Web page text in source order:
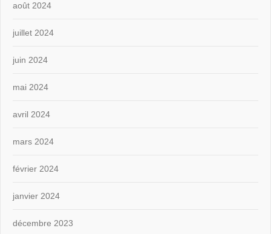
août 2024
juillet 2024
juin 2024
mai 2024
avril 2024
mars 2024
février 2024
janvier 2024
décembre 2023